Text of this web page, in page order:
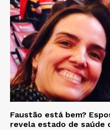
Faustão está bem?
revela estado de saúde